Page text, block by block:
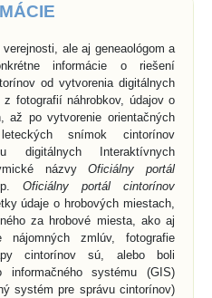
ale aj geneaológom a
informácie o riešení
od vytvorenia digitálnych
fotografií náhrobkov, údajov o
až po vytvorenie orientačných
snímok cintorínov
digitálnych Interaktívnych
názvyOficiálny portál
Oficiálny portál cintorínov
údaje o hrobových miestach,
za hrobové miesta, ako aj
zmlúv, fotografie
cintorínov sú, alebo boli
informačného systému (GIS)
systém pre správu cintorínov)